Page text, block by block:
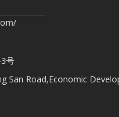
号
San Road,Economic